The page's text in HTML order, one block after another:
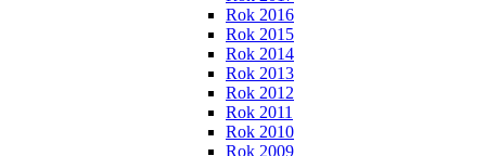
Rok 2016
Rok 2015
Rok 2014
Rok 2013
Rok 2012
Rok 2011
Rok 2010
Rok 2009